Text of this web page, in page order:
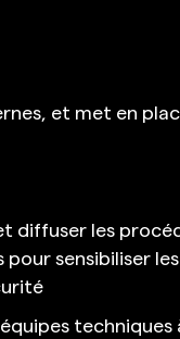
et met en
diffuser les
sensibiliser
techniques